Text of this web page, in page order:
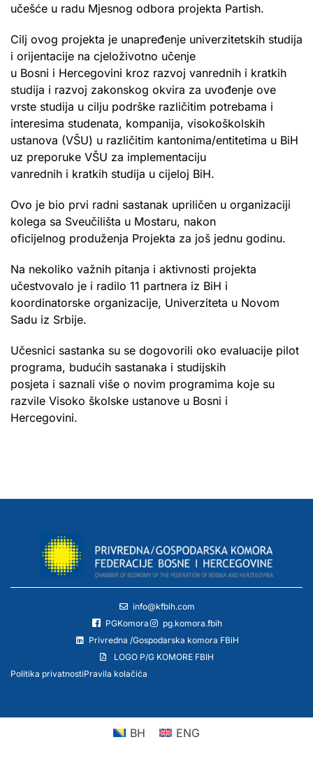
učešće u radu Mjesnog odbora projekta Partish.
Cilj ovog projekta je unapređenje univerzitetskih studija
i orijentacije na cjeloživotno učenje
u Bosni i Hercegovini kroz razvoj vanrednih i kratkih
studija i razvoj zakonskog okvira za uvođenje ove
vrste studija u cilju podrške različitim potrebama i
interesima studenata, kompanija, visokoškolskih
ustanova (VŠU) u različitim kantonima/entitetima u BiH
uz preporuke VŠU za implementaciju
vanrednih i kratkih studija u cijeloj BiH.
Ovo je bio prvi radni sastanak upriličen u organizaciji
kolega sa Sveučilišta u Mostaru, nakon
oficijelnog produženja Projekta za još jednu godinu.
Na nekoliko važnih pitanja i aktivnosti projekta
učestvovalo je i radilo 11 partnera iz BiH i
koordinatorske organizacije, Univerziteta u Novom
Sadu iz Srbije.
Učesnici sastanka su se dogovorili oko evaluacije pilot
programa, budućih sastanaka i studijskih
posjeta i saznali više o novim programima koje su
razvile Visoko školske ustanove u Bosni i
Hercegovini.
info@kfbih.com
PGKomora
pg.komora.fbih
Privredna /Gospodarska komora FBiH
LOGO P/G KOMORE FBIH
Politika privatnostiPravila kolačića
BH ENG